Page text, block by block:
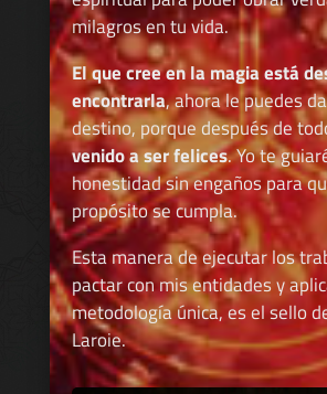
milagros en tu vida.
El que cree en la magia está
encontrarla, ahora le puedes
destino, porque después de
venido a ser felices. Yo te
honestidad sin engaños para
propósito se cumpla.
Esta manera de ejecutar los
pactar con mis entidades y
metodología única, es el sello
Laroie.